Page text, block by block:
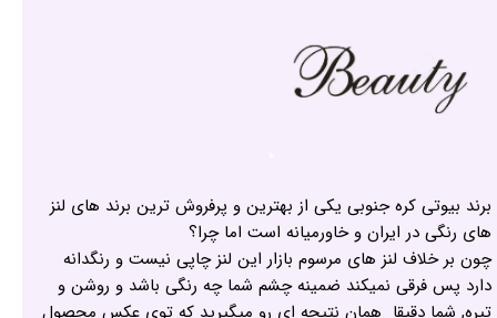
برند بیوتی کره جنوبی یکی از بهترین و پرفروش ترین برند های لنز
های رنگی در ایران و خاورمیانه است اما چرا؟
چون بر خلاف لنز های مرسوم بازار این لنز چاپی نیست و رنگدانه
دارد پس فرقی نمیکند ضمینه چشم شما چه رنگی باشد و روشن و
تیره, شما دقیقا همان نتیجه ای رو میگیرید که توی عکس محصول